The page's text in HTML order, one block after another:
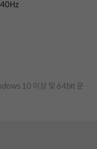
10 이상 및 64bit 운